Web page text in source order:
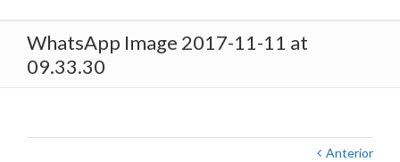
WhatsApp Image 2017-11-11 at
09.33.30
Anterior